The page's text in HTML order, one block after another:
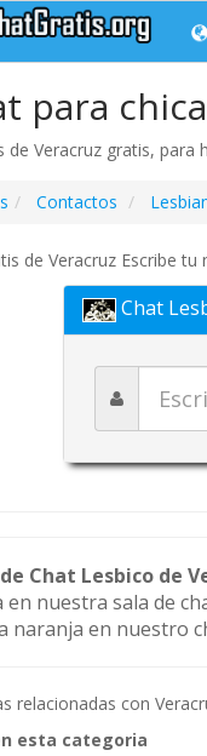
para
de Veracruz gratis,
Contactos
de Veracruz Escribe
Chat
Chat Lesbico de
en nuestra sala de
naranja en nuestro
relacionadas con
esta categoria